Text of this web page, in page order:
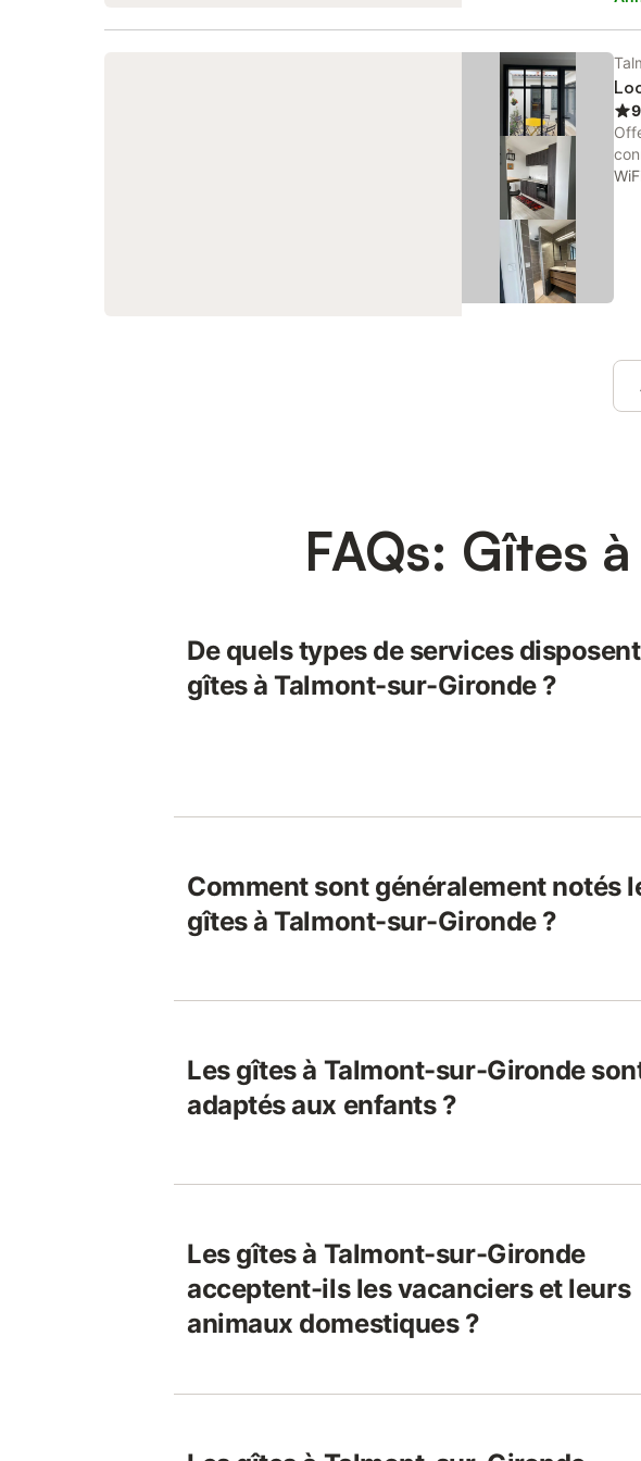
FAQs: Gîtes
De quels types de services
gîtes à Talmont-sur-Gironde ?
Comment sont généralement notés
gîtes à Talmont-sur-Gironde ?
Les gîtes à Talmont-sur-Gironde
adaptés aux enfants ?
Les gîtes à Talmont-sur-Gironde
acceptent-ils les vacanciers et leurs
animaux domestiques ?